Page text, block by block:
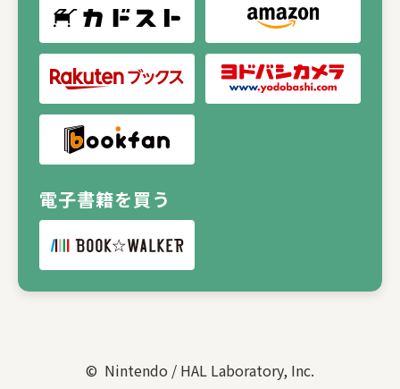
電子書籍を買う
© Nintendo / HAL Laboratory, Inc.